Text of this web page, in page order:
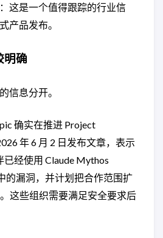
这是一个值得跟踪的行业信
产品发布。
明确
信息分开。
确实在推进 Project
年 6 月 2 日发布文章，表示
经使用 Claude Mythos
的漏洞，并计划把合作范围扩
这些组织需要满足安全要求后